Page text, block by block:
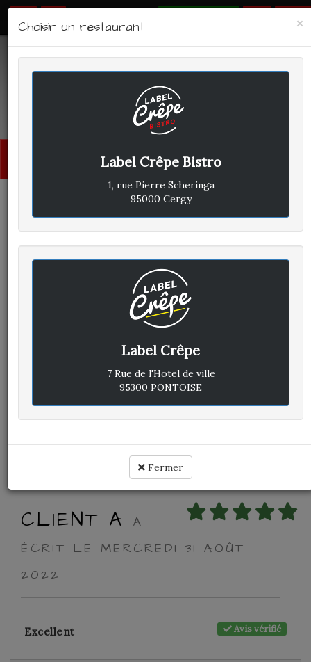
LABEL CRÊPE - BISTRO
CLIENT A A
ÉCRIT LE VENDREDI 2
SEPTEMBRE 2022
-
Ambiance :
CLIENT A
A
ÉCRIT LE MERCREDI 31 AOÛT
2022
Avis vérifié
Excellent
×
Choisir un restaurant
Label Crêpe Bistro
1, rue Pierre Scheringa
95000 Cergy
Label Crêpe
7 Rue de l'Hotel de ville
95300 PONTOISE
Fermer